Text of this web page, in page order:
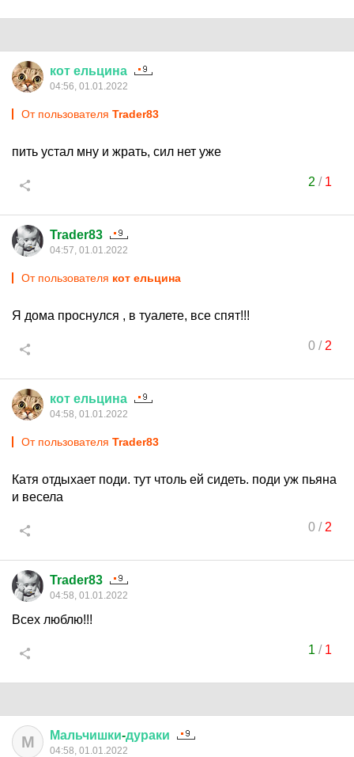
кот ельцина
04:56, 01.01.2022
От пользователя Trader83
пить устал мну и жрать, сил нет уже
2 / 1
Trader83
04:57, 01.01.2022
От пользователя кот ельцина
Я дома проснулся , в туалете, все спят!!!
0/ 2
кот ельцина
04:58, 01.01.2022
От пользователя Trader83
Катя отдыхает поди. тут чтоль ей сидеть. поди уж пьяна
и весела
0/ 2
Trader83
04:58, 01.01.2022
Всех люблю!!!
1 / 1
М Мальчишки-дураки
04:58, 01.01.2022